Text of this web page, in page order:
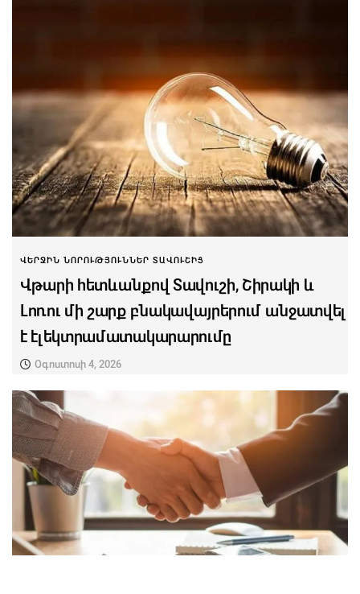
ՎԵՐՋԻՆ ՆՈՐՈՒԹՅՈՒՆՆԵՐ ՏԱՎՈՒՇԻՑ
Վթարի հետևանքով Տավուշի, Շիրակի և
Լոռու մի շարք բնակավայրերում անջատվել
է էլեկտրամատակարարումը
Օգոստոսի 4, 2026